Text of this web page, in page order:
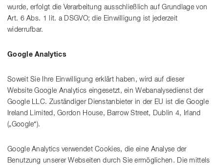
wurde, erfolgt die Verarbeitung ausschließlich auf Grundlage von
Art. 6 Abs. 1 lit. a DSGVO; die Einwilligung ist jederzeit
widerrufbar.
Google Analytics
Soweit Sie Ihre Einwilligung erklärt haben, wird auf dieser
Website Google Analytics eingesetzt, ein Webanalysedienst der
Google LLC. Zuständiger Dienstanbieter in der EU ist die Google
Ireland Limited, Gordon House, Barrow Street, Dublin 4, Irland
(„Google“).
Google Analytics verwendet Cookies, die eine Analyse der
Benutzung unserer Webseiten durch Sie ermöglichen. Die mittels